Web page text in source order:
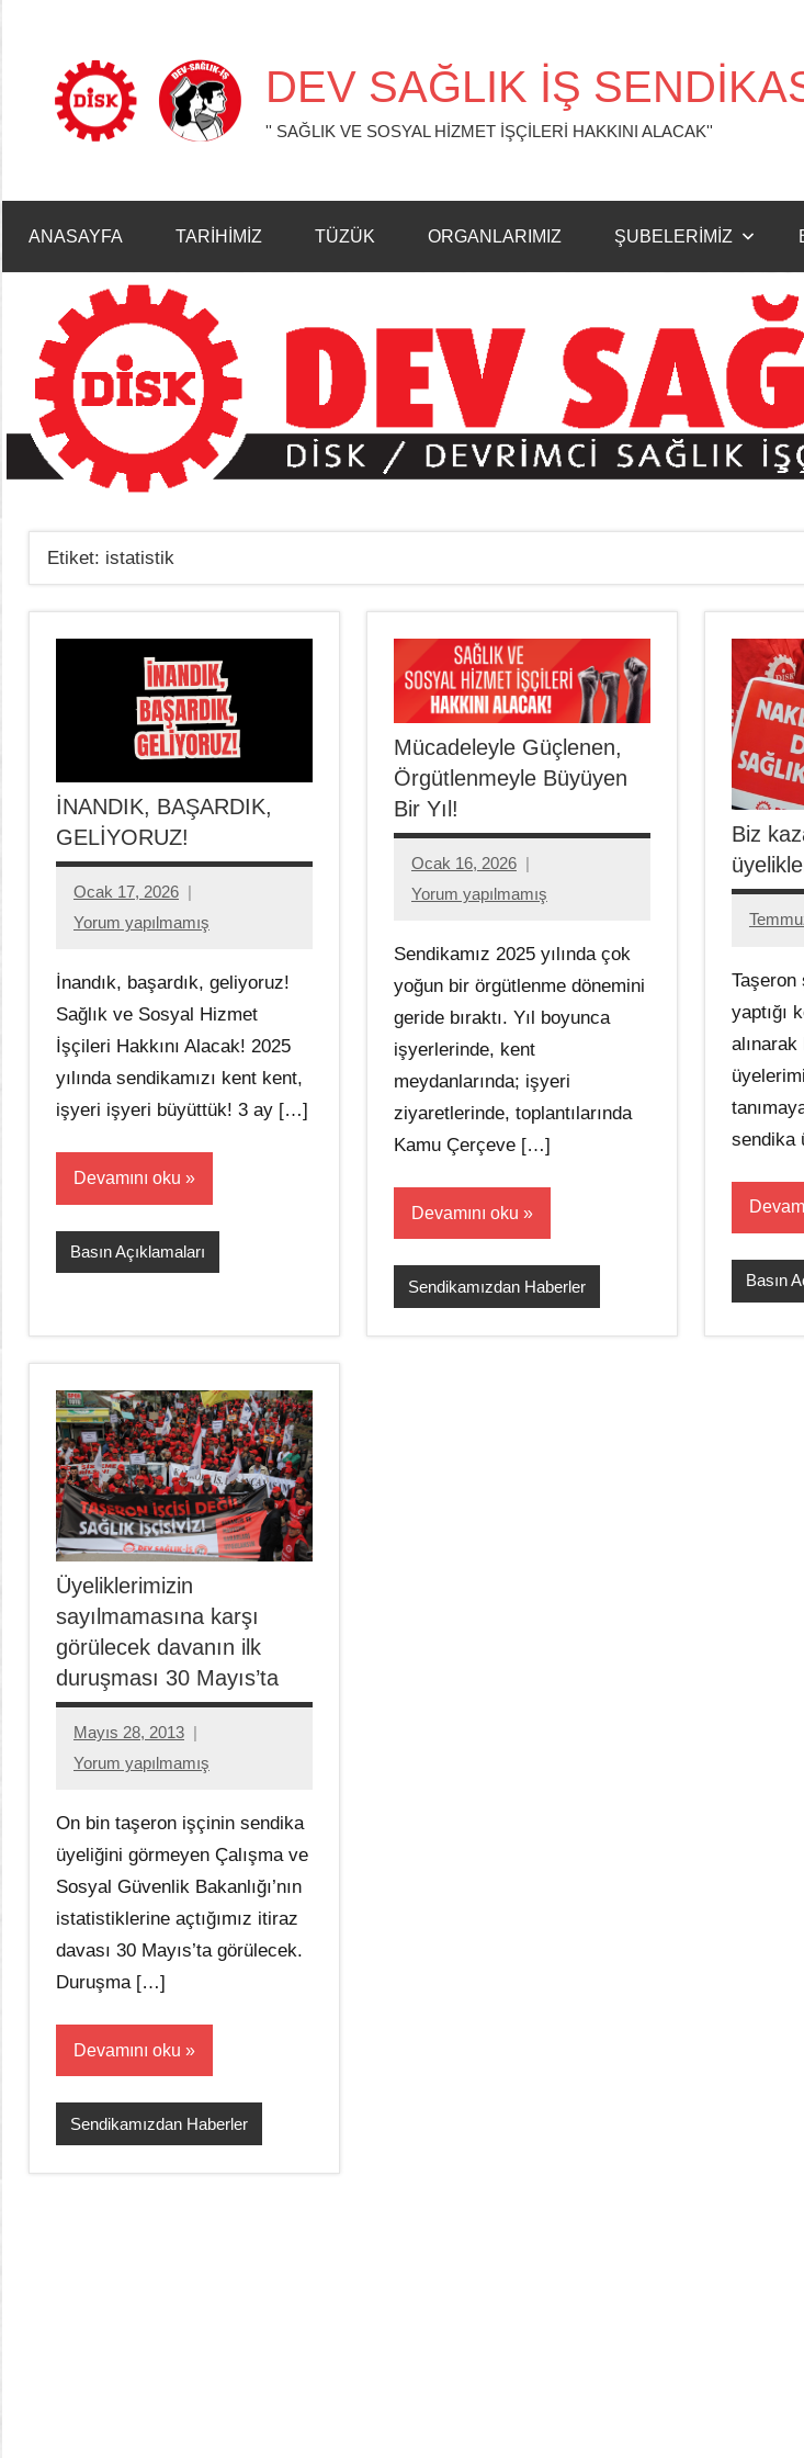
DEV SAĞLIK İŞ
'' SAĞLIK VE SOSYAL HİZMET İŞÇİLERİ HAKKINI ALACAK''
ANASAYFA TARİHİMİZ TÜZÜK ORGANLARIMIZ ŞUBELERİMİZ
Etiket: istatistik
İNANDIK, BAŞARDIK,
GELİYORUZ!
Ocak 17, 2026
Aksu
Yorum yapılmamış
İnandık, başardık, geliyoruz!
Sağlık ve Sosyal Hizmet
İşçileri Hakkını Alacak! 2025
yılında sendikamızı kent kent,
işyeri işyeri büyüttük! 3 ay […]
Devamını oku
Basın Açıklamaları
Mücadeleyle Güçlenen,
Örgütlenmeyle Büyüyen
Bir Yıl!
Ocak 16, 2026
Aksu
Yorum yapılmamış
Sendikamız 2025 yılında çok
yoğun bir örgütlenme dönemini
geride bıraktı. Yıl boyunca
işyerlerinde, kent
meydanlarında; işyeri
ziyaretlerinde, toplantılarında
Kamu Çerçeve […]
Devamını oku
Sendikamızdan Haberler
Biz
Aksu
Taşeron
yaptığı
Basın
Üyeliklerimizin
sayılmamasına karşı
görülecek davanın ilk
duruşması 30 Mayıs’ta
Mayıs 28, 2013
Aksu
Yorum yapılmamış
On bin taşeron işçinin sendika
üyeliğini görmeyen Çalışma ve
Sosyal Güvenlik Bakanlığı’nın
istatistiklerine açtığımız itiraz
davası 30 Mayıs’ta görülecek.
Duruşma […]
Devamını oku
Sendikamızdan Haberler